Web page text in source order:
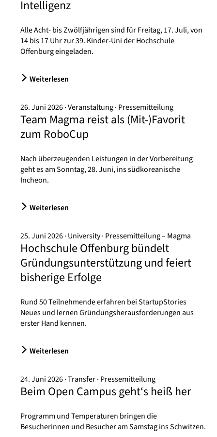
Intelligenz
Alle Acht- bis Zwölfjährigen sind für Freitag, 17. Juli, von
14 bis 17 Uhr zur 39. Kinder-Uni der Hochschule
Offenburg eingeladen.
Weiterlesen
26. Juni 2026 Veranstaltung Pressemitteilung
Team Magma reist als (Mit-)Favorit
zum RoboCup
Nach überzeugenden Leistungen in der Vorbereitung
geht es am Sonntag, 28. Juni, ins südkoreanische
Incheon.
Weiterlesen
25. Juni 2026 University Pressemitteilung – Magma
Hochschule Offenburg bündelt
Gründungsunterstützung und feiert
bisherige Erfolge
Rund 50 Teilnehmende erfahren bei StartupStories
Neues und lernen Gründungsherausforderungen aus
erster Hand kennen.
Weiterlesen
24. Juni 2026 Transfer Pressemitteilung
Beim Open Campus geht‘s heiß her
Programm und Temperaturen bringen die
Besucherinnen und Besucher am Samstag ins Schwitzen.